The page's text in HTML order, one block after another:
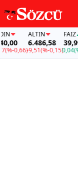
0,66)
ALTIN
6.486,58
-9,51(%-0,15)
FAİZ
39,99
0,04